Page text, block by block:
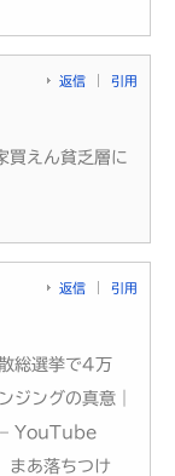
返信 引用
買えん貧乏層に
返信 引用
総選挙で4万
ジングの真意｜
YouTube
あ落ちつけ